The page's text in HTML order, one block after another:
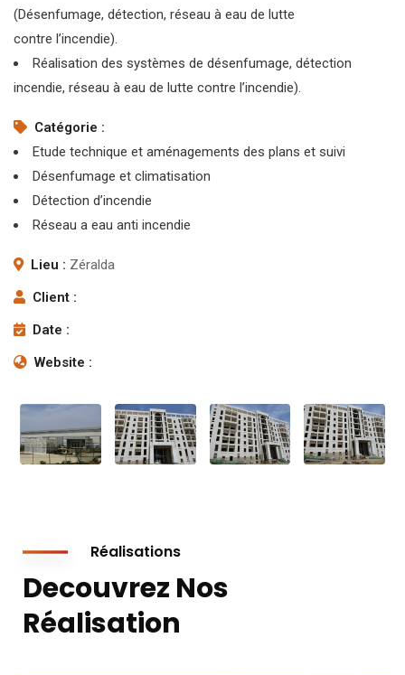
(Désenfumage, détection, réseau à eau de lutte
contre l’incendie).
Réalisation des systèmes de désenfumage, détection
incendie, réseau à eau de lutte contre l’incendie).
Catégorie :
Etude technique et aménagements des plans et suivi
Désenfumage et climatisation
Détection d’incendie
Réseau a eau anti incendie
Lieu : Zéralda
Client :
Date :
Website :
Réalisations
Decouvrez Nos
Réalisation